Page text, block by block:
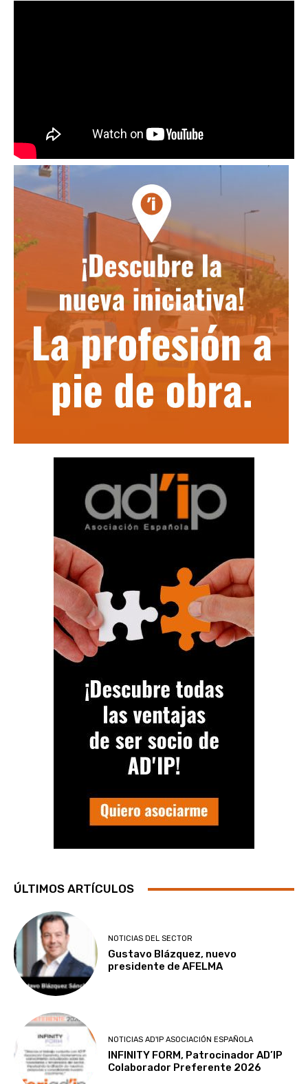
ÚLTIMOS ARTÍCULOS
NOTICIAS DEL SECTOR
Gustavo Blázquez, nuevo
presidente de AFELMA
NOTICIAS AD'IP ASOCIACIÓN ESPAÑOLA
INFINITY FORM, Patrocinador AD’IP
Colaborador Preferente 2026